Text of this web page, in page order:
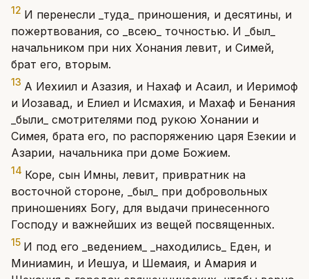
12 И перенесли _туда_ приношения, и десятины, и
пожертвования, со _всею_ точностью. И _был_
начальником при них Хонания левит, и Симей,
брат его, вторым.
13 А Иехиил и Азазия, и Нахаф и Асаил, и Иеримоф
и Иозавад, и Елиел и Исмахия, и Махаф и Бенания
_были_ смотрителями под рукою Хонании и
Симея, брата его, по распоряжению царя Езекии и
Азарии, начальника при доме Божием.
14 Коре, сын Имны, левит, привратник на
восточной стороне, _был_ при добровольных
приношениях Богу, для выдачи принесенного
Господу и важнейших из вещей посвященных.
15 И под его _ведением_ _находились_ Еден, и
Миниамин, и Иешуа, и Шемаия, и Амария и